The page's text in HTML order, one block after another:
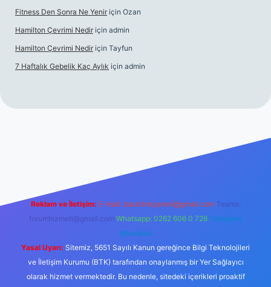
Fitness Den Sonra Ne Yenir için Ozan
Hamilton Çevrimi Nedir için admin
Hamilton Çevrimi Nedir için Tayfun
7 Haftalık Gebelik Kaç Aylık için admin
Reklam ve İletişim: E-mail: backlinkpaneli@gmail.com Teams:
forumhizmeti@gmail.com Whatsapp: 0262 606 0 726 Telegram:
@karabul
Yasal Uyarı: Sitemiz, 5651 Sayılı Kanun gereğince Bilgi Teknolojileri
ve İletişim Kurumu (BTK) tarafından onaylanmış bir Yer Sağlayıcı
olarak hizmet vermektedir. Bu nedenle, sitedeki içerikleri proaktif